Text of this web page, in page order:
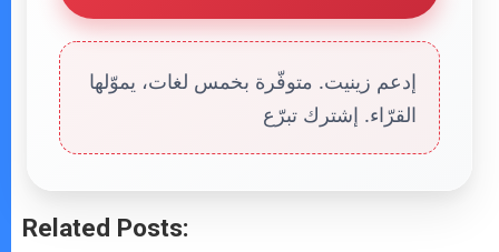
إدعم زينيت. متوفّرة بخمس لغات، يموّلها
القرّاء. إشترك تبرّع
Related Posts: